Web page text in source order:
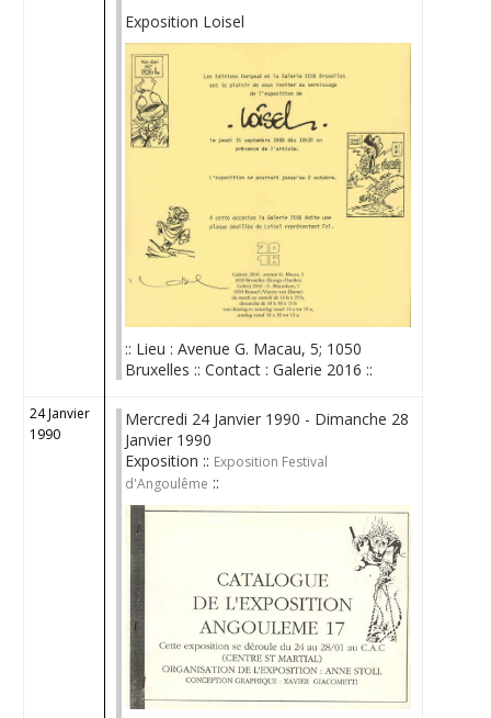
Exposition Loisel
:: Lieu : Avenue G. Macau, 5; 1050
Bruxelles :: Contact : Galerie 2016 ::
24 Janvier
1990
Mercredi 24 Janvier 1990 - Dimanche 28
Janvier 1990
Exposition :: Exposition Festival
d'Angoulême ::